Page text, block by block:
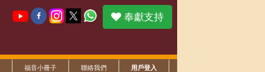
奉獻支持
福音小冊子 聯絡我們 用戶登入